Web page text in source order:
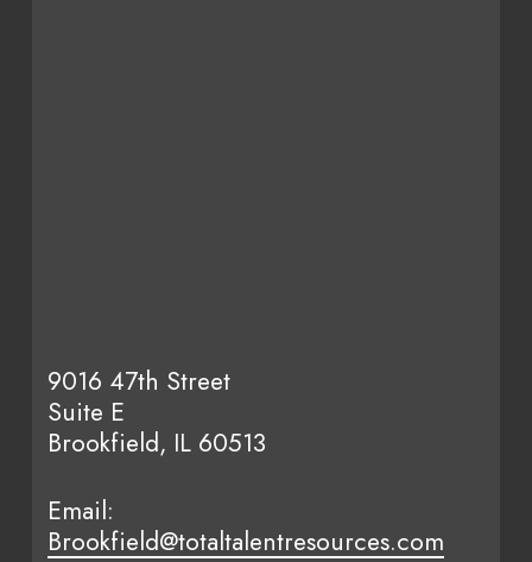
9016 47th Street
Suite E
Brookfield, IL 60513
Email:
Brookfield@totaltalentresources.com